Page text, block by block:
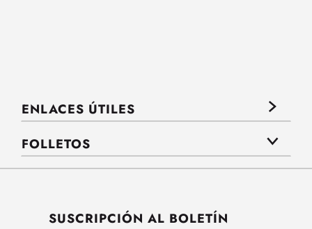
ENLACES ÚTILES
FOLLETOS
SUSCRIPCIÓN AL BOLETÍN